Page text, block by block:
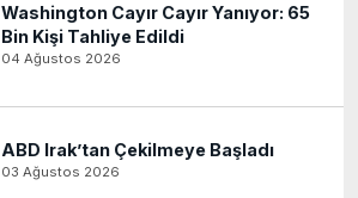
Washington Cayır Cayır Yanıyor: 65
Bin Kişi Tahliye Edildi
04 Ağustos 2026
ABD Irak’tan Çekilmeye Başladı
03 Ağustos 2026